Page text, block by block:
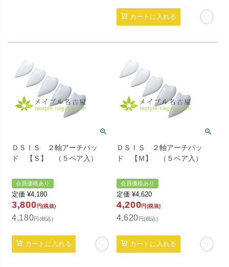
カートに入れる
ＤＳＩＳ ２軸アーチパッ
ド 【Ｓ】 （５ペア入）
会員価格あり
定価 ¥4,180
3,800 円(税抜)
4,180円(税込)
カートに入れる
ＤＳＩＳ ２軸アーチパッ
ド 【Ｍ】 （５ペア入）
会員価格あり
定価 ¥4,620
4,200円(税抜)
4,620円(税込)
カートに入れる